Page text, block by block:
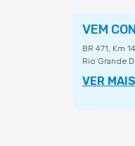
VEM
BR 471, Km
Rio Grande
VER MAIS